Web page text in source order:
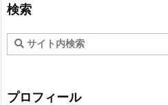
検索
プロフィール